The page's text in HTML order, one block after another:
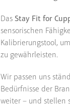
Das Stay Fit for
sensorischen
Kalibrierungstool,
zu gewährleisten.
Wir passen uns
Bedürfnisse der
weiter – und stellen